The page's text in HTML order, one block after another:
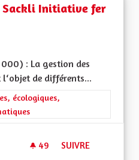
Sackli Initiative fer
: La gestion des
de différents...
: Les transitions
écologiques,
49 49 ABONNÉS
SUIVRE